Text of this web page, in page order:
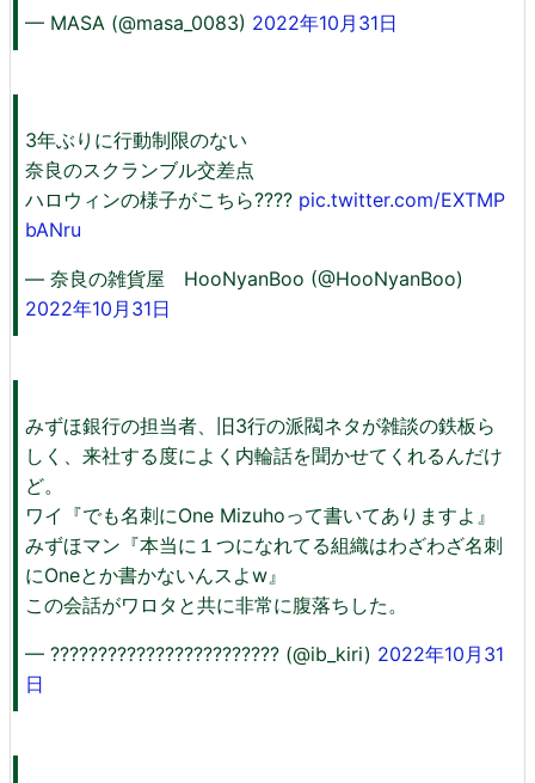
— MASA (@masa_0083) 2022年10月31日
3年ぶりに行動制限のない
奈良のスクランブル交差点
ハロウィンの様子がこちら???? pic.twitter.com/EXTMP
bANru
— 奈良の雑貨屋 HooNyanBoo (@HooNyanBoo)
2022年10月31日
みずほ銀行の担当者、旧3行の派閥ネタが雑談の鉄板ら
しく、来社する度によく内輪話を聞かせてくれるんだけ
ど。
ワイ『でも名刺にOne Mizuhoって書いてありますよ』
みずほマン『本当に１つになれてる組織はわざわざ名刺
にOneとか書かないんスよw』
この会話がワロタと共に非常に腹落ちした。
— ???????????????????????? (@ib_kiri) 2022年10月31
日